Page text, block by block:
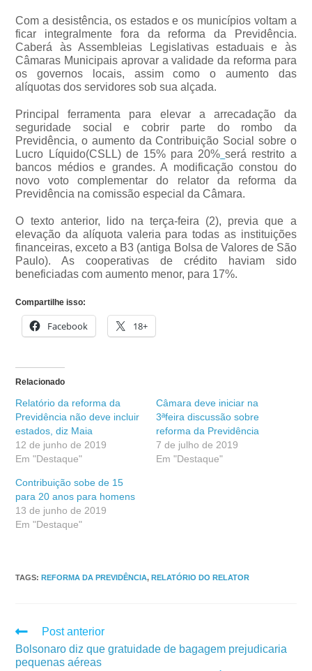
Com a desistência, os estados e os municípios voltam a
ficar integralmente fora da reforma da Previdência.
Caberá às Assembleias Legislativas estaduais e às
Câmaras Municipais aprovar a validade da reforma para
os governos locais, assim como o aumento das
alíquotas dos servidores sob sua alçada.
Principal ferramenta para elevar a arrecadação da
seguridade social e cobrir parte do rombo da
Previdência, o aumento da Contribuição Social sobre o
Lucro Líquido(CSLL) de 15% para 20% será restrito a
bancos médios e grandes. A modificação constou do
novo voto complementar do relator da reforma da
Previdência na comissão especial da Câmara.
O texto anterior, lido na terça-feira (2), previa que a
elevação da alíquota valeria para todas as instituições
financeiras, exceto a B3 (antiga Bolsa de Valores de São
Paulo). As cooperativas de crédito haviam sido
beneficiadas com aumento menor, para 17%.
Compartilhe isso:
Facebook 18+
Relacionado
Relatório da reforma da
Previdência não deve incluir
estados, diz Maia
12 de junho de 2019
Em "Destaque"
Câmara deve iniciar na
3ªfeira discussão sobre
reforma da Previdência
7 de julho de 2019
Em "Destaque"
Contribuição sobe de 15
para 20 anos para homens
13 de junho de 2019
Em "Destaque"
TAGS:REFORMA DA PREVIDÊNCIA, RELATÓRIO DO RELATOR
Post anterior
Bolsonaro diz que gratuidade de bagagem prejudicaria
pequenas aéreas